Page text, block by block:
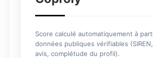
Score calculé automatiquement à
données publiques vérifiables (SIREN,
avis, complétude du profil).